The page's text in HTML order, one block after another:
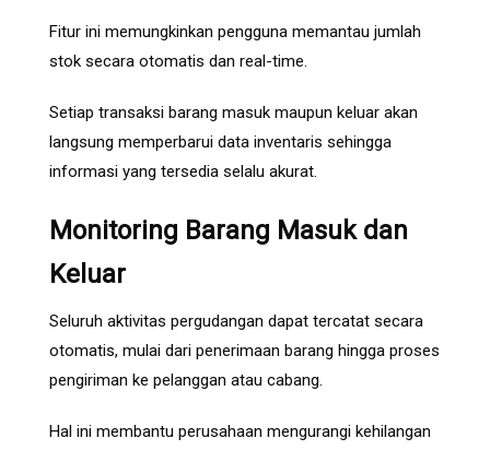
Fitur ini memungkinkan pengguna memantau jumlah
stok secara otomatis dan real-time.
Setiap transaksi barang masuk maupun keluar akan
langsung memperbarui data inventaris sehingga
informasi yang tersedia selalu akurat.
Monitoring Barang Masuk dan
Keluar
Seluruh aktivitas pergudangan dapat tercatat secara
otomatis, mulai dari penerimaan barang hingga proses
pengiriman ke pelanggan atau cabang.
Hal ini membantu perusahaan mengurangi kehilangan